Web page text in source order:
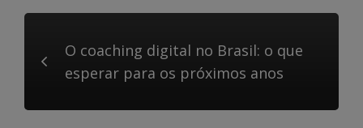
O coaching digital no Brasil: o que
esperar para os próximos anos